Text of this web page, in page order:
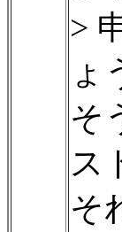
>
ょ
そ
ス
そ